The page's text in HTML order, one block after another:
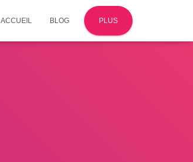
ACCUEIL BLOG PLUS